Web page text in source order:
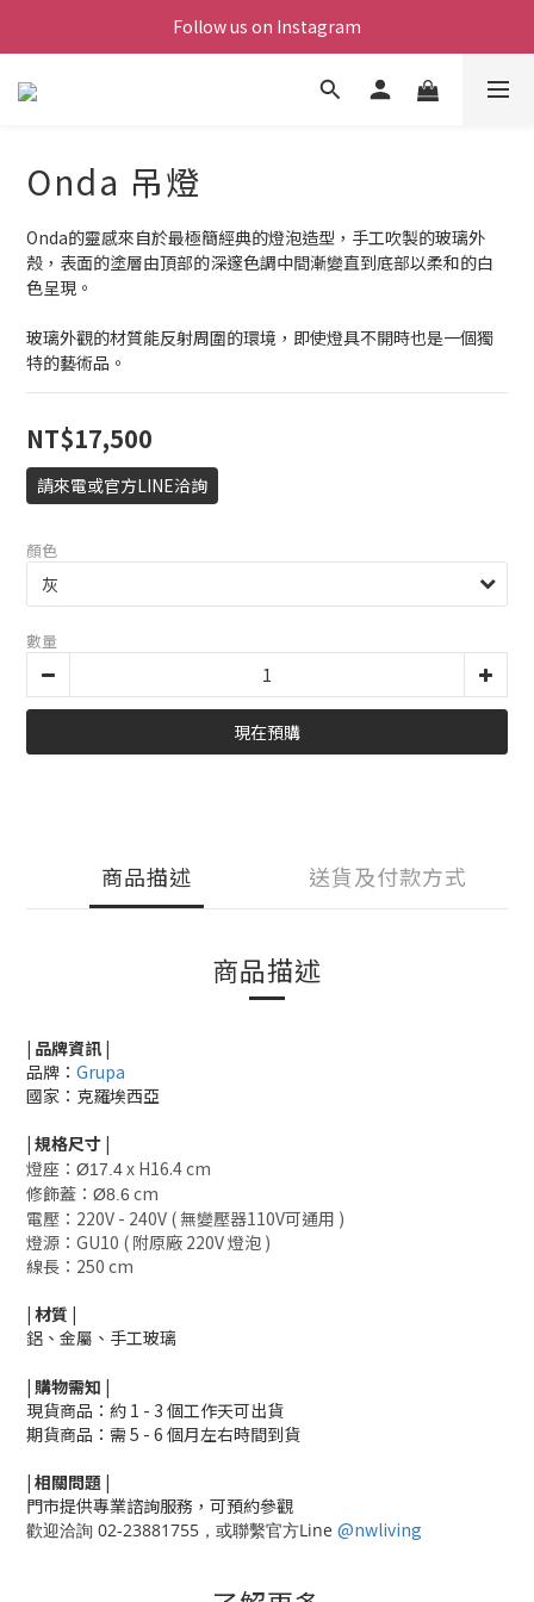
Follow us on Instagram
Onda 吊燈
Onda的靈感來自於最極簡經典的燈泡造型，手工吹製的玻璃外
殼，表面的塗層由頂部的深邃色調中間漸變直到底部以柔和的白
色呈現。
玻璃外觀的材質能反射周圍的環境，即使燈具不開時也是一個獨
特的藝術品。
NT$17,500
請來電或官方LINE洽詢
顏色
數量
現在預購
商品描述 送貨及付款方式
商品描述
| 品牌資訊 |
品牌： Grupa
國家：克羅埃西亞
| 規格尺寸 |
燈座： Ø17.4x H16.4 cm
修飾蓋： Ø8.6 cm
電壓：220V - 240V ( 無變壓器110V可通用 )
燈源：GU10 ( 附原廠 220V 燈泡 )
線長：250 cm
| 材質 |
鋁、金屬、手工玻璃
| 購物需知 |
現貨商品：約 1 - 3 個工作天可出貨
期貨商品：需 5 - 6 個月左右時間到貨
| 相關問題 |
門市提供專業諮詢服務，可預約參觀
歡迎洽詢 02-23881755，或聯繫官方Line @nwliving